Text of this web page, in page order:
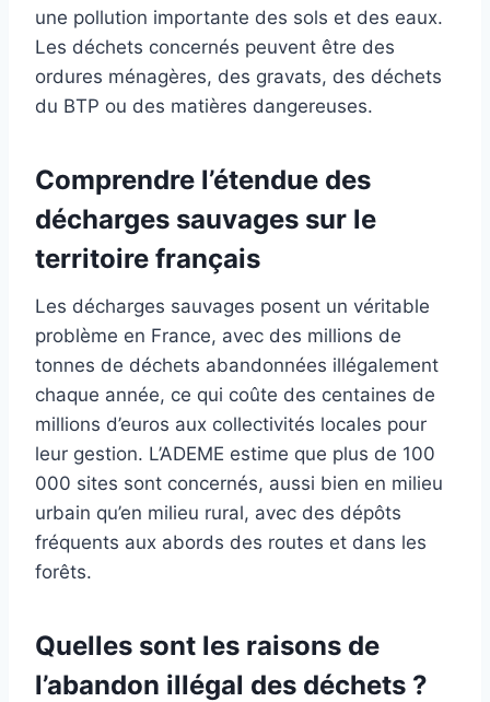
une pollution importante des sols et des eaux.
Les déchets concernés peuvent être des
ordures ménagères, des gravats, des déchets
du BTP ou des matières dangereuses.
Comprendre l’étendue des
décharges sauvages sur le
territoire français
Les décharges sauvages posent un véritable
problème en France, avec des millions de
tonnes de déchets abandonnées illégalement
chaque année, ce qui coûte des centaines de
millions d’euros aux collectivités locales pour
leur gestion. L’ADEME estime que plus de 100
000 sites sont concernés, aussi bien en milieu
urbain qu’en milieu rural, avec des dépôts
fréquents aux abords des routes et dans les
forêts.
Quelles sont les raisons de
l’abandon illégal des déchets ?